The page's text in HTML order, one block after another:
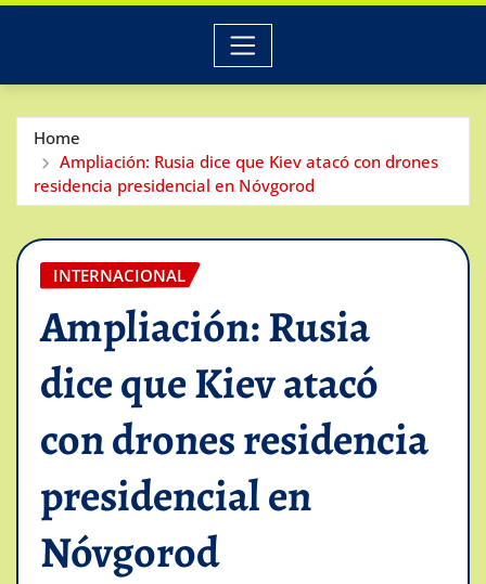
Home
Ampliación: Rusia dice que Kiev atacó con drones
residencia presidencial en Nóvgorod
INTERNACIONAL
Ampliación: Rusia
dice que Kiev atacó
con drones residencia
presidencial en
Nóvgorod